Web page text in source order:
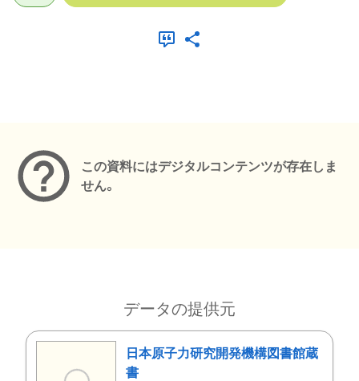
この資料にはデジタルコンテンツが存在しま
せん。
データの提供元
日本原子力研究開発機構図書館蔵
書